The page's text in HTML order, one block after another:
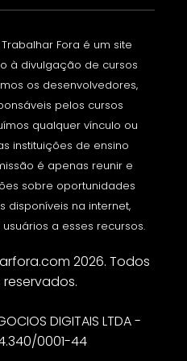
Trabalhar Fora é um site
à divulgação de cursos
os desenvolvedores,
pelos cursos
qualquer vínculo ou
instituições de ensino
é apenas reunir e
sobre oportunidades
disponíveis na internet,
a esses recursos.
2026. Todos
DIGITAIS LTDA -
0001-44